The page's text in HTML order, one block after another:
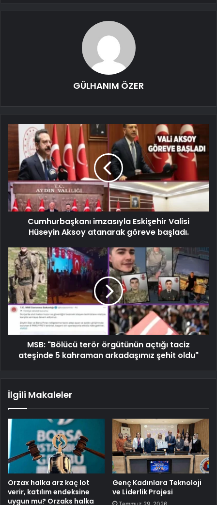
GÜLHANIM ÖZER
Cumhurbaşkanı imzasıyla Eskişehir Valisi
Hüseyin Aksoy atanarak göreve başladı.
MSB: "Bölücü terör örgütünün açtığı taciz
ateşinde 5 kahraman arkadaşımız şehit oldu"
İlgili Makaleler
Orzax halka arz kaç lot
verir, katılım endeksine
uygun mu? Orzaks halka
Genç Kadınlara Teknoloji
ve Liderlik Projesi